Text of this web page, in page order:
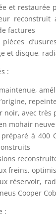
et restaurée
reconstruit
factures
et disque,
:
noir, avec très
mohair neuve
à 400
freins,
réservoir,
Cooper
: